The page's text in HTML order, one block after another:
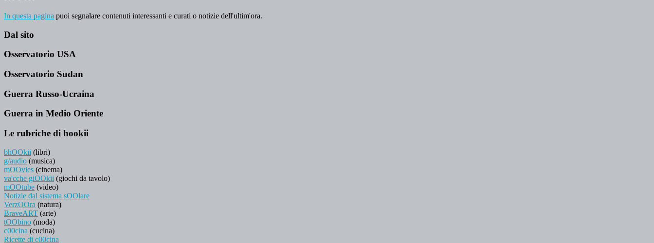
In questa pagina puoi segnalare contenuti interessanti e curati o notizie dell'ultim'ora.
Dal sito
Osservatorio USA
Osservatorio Sudan
Guerra Russo-Ucraina
Guerra in Medio Oriente
Le rubriche di hookii
bhOOkii (libri)
g/audio (musica)
mOOvies (cinema)
va'cche giOOkii (giochi da tavolo)
mOOtube (video)
Notizie dal sistema sOOlare
VerzOOra (natura)
BraveART (arte)
tOObino (moda)
c00cina (cucina)
Ricette di c00cina